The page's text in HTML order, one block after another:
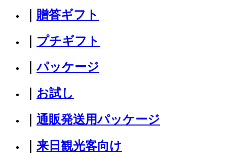
贈答ギフト
プチギフト
｜パッケージ
お試し
通販発送用パッケージ
来日観光客向け